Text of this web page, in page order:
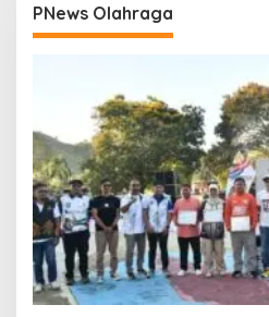
PNews Olahraga